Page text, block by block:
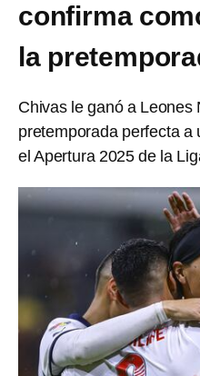
confirma
la
Chivas le ganó a Leones
pretemporada perfecta a
el Apertura 2025 de la